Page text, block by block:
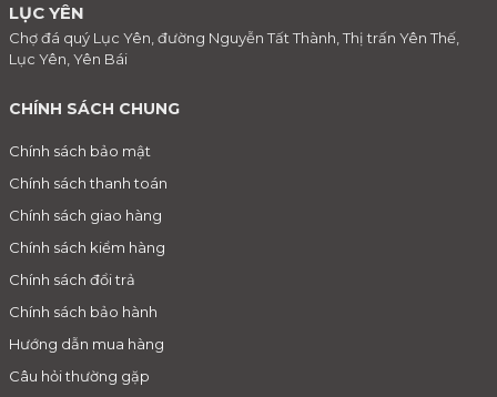
LỤC YÊN
Chợ đá quý Lục Yên, đường Nguyễn Tất Thành, Thị trấn Yên Thế,
Lục Yên, Yên Bái
CHÍNH SÁCH CHUNG
Chính sách bảo mật
Chính sách thanh toán
Chính sách giao hàng
Chính sách kiểm hàng
Chính sách đổi trả
Chính sách bảo hành
Hướng dẫn mua hàng
Câu hỏi thường gặp